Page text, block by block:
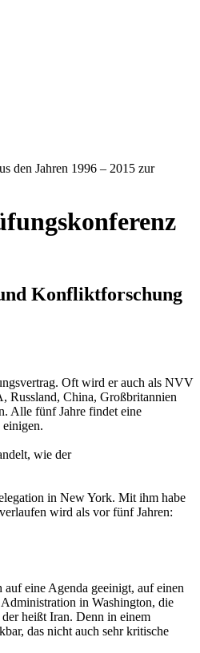
den Jahren 1996 – 2015 zur
Konfliktforschung
Oft wird er auch als NVV
Russland, China, Großbritannien
Alle fünf Jahre findet eine
wie der
in New York. Mit ihm habe
wird als vor fünf Jahren:
eine Agenda geeinigt, auf einen
in Washington, die
heißt Iran. Denn in einem
das nicht auch sehr kritische